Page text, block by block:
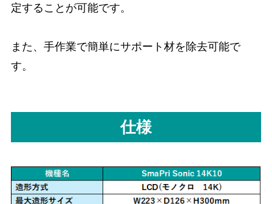
定することが可能です。
また、手作業で簡単にサポート材を除去可能で
す。
仕様